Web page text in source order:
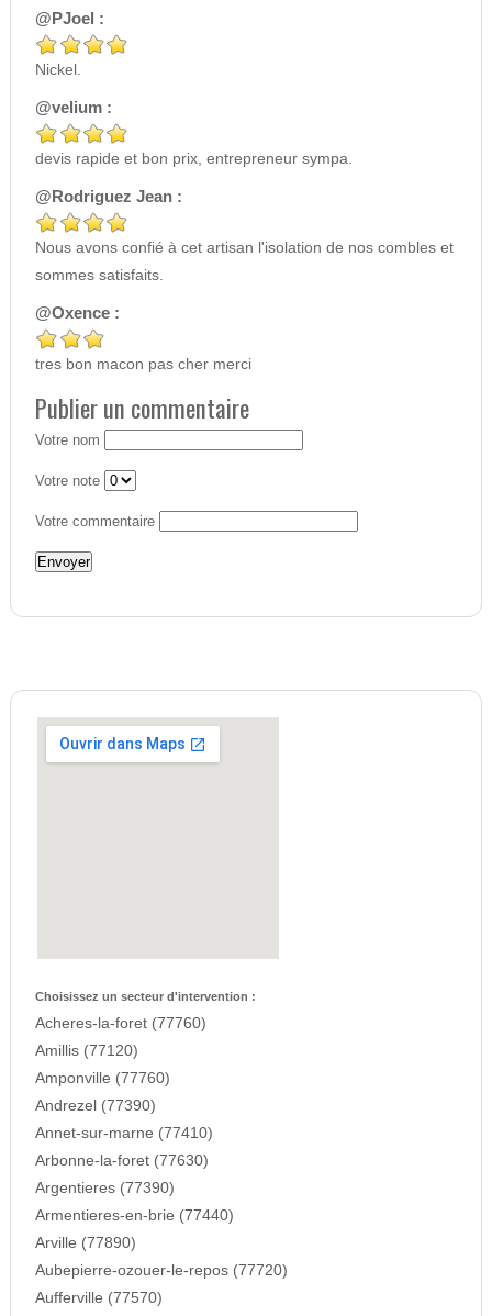
@PJoel :
Nickel.
@velium :
devis rapide et bon prix, entrepreneur sympa.
@Rodriguez Jean :
Nous avons confié à cet artisan l'isolation de nos combles et
sommes satisfaits.
@Oxence :
tres bon macon pas cher merci
Publier un commentaire
Votre nom
Votre note
Votre commentaire
Choisissez un secteur d'intervention :
Acheres-la-foret (77760)
Amillis (77120)
Amponville (77760)
Andrezel (77390)
Annet-sur-marne (77410)
Arbonne-la-foret (77630)
Argentieres (77390)
Armentieres-en-brie (77440)
Arville (77890)
Aubepierre-ozouer-le-repos (77720)
Aufferville (77570)